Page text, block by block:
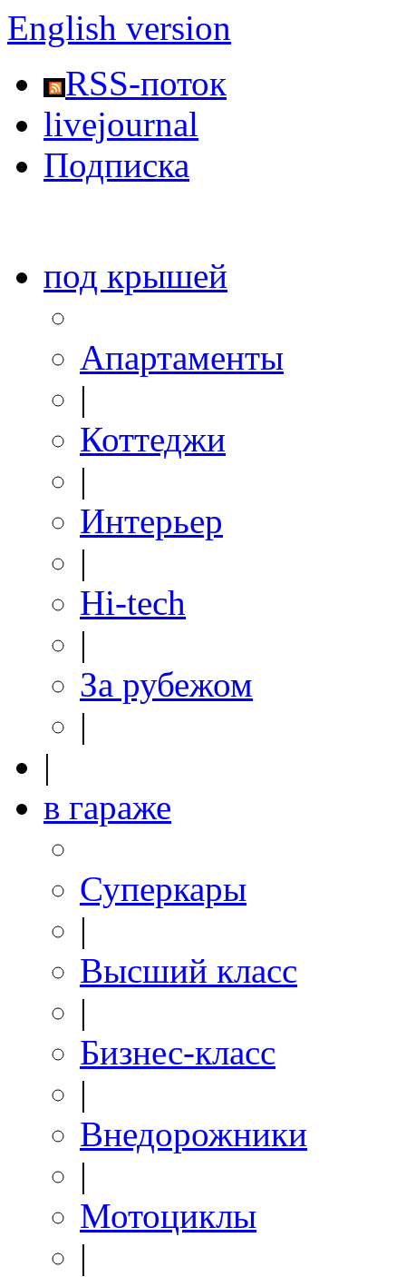
English version
RSS-поток
livejournal
Подписка
под крышей
Апартаменты
|
Коттеджи
|
Интерьер
|
Hi-tech
|
За рубежом
|
|
в гараже
Суперкары
|
Высший класс
|
Бизнес-класс
|
Внедорожники
|
Мотоциклы
|